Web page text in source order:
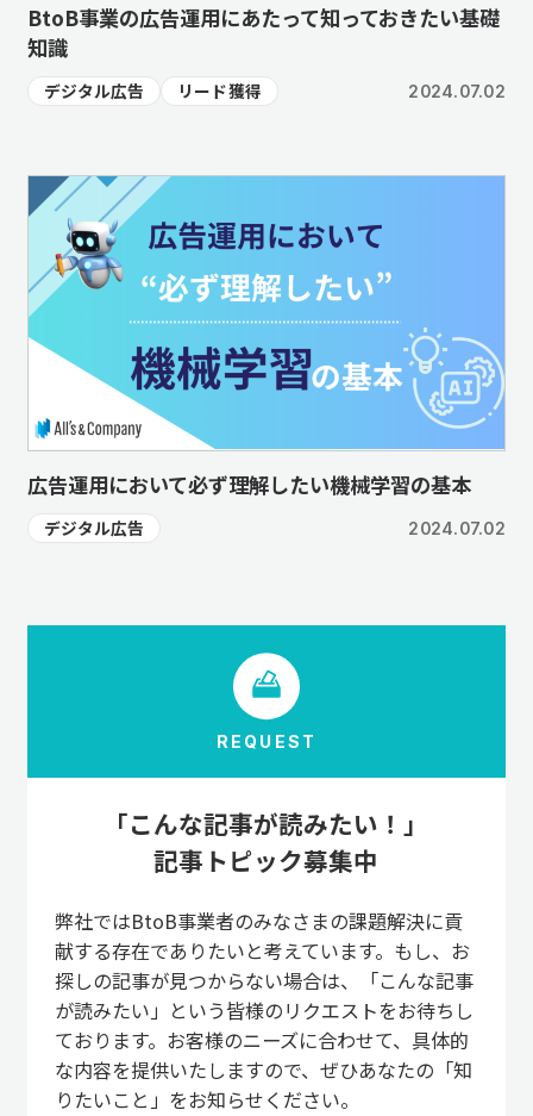
BtoB事業の広告運用にあたって知っておきたい基礎
知識
デジタル広告 リード獲得 2024.07.02
広告運用において必ず理解したい機械学習の基本
デジタル広告 2024.07.02
REQUEST
「こんな記事が読みたい！」
記事トピック募集中
弊社ではBtoB事業者のみなさまの課題解決に貢
献する存在でありたいと考えています。もし、お
探しの記事が見つからない場合は、「こんな記事
が読みたい」という皆様のリクエストをお待ちし
ております。お客様のニーズに合わせて、具体的
な内容を提供いたしますので、ぜひあなたの「知
りたいこと」をお知らせください。